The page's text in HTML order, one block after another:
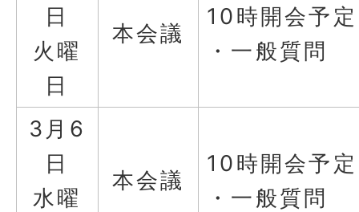
日
火曜
日
本会議
10時開会予定
・一般質問
3月6
日
水曜
本会議
10時開会予定
・一般質問